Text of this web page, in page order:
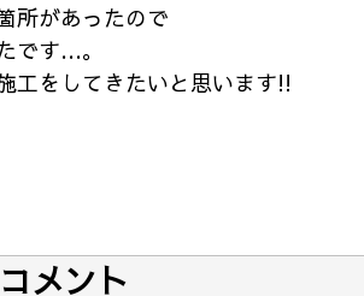
所があったので
です…。
工をしてきたいと思います!!
メント